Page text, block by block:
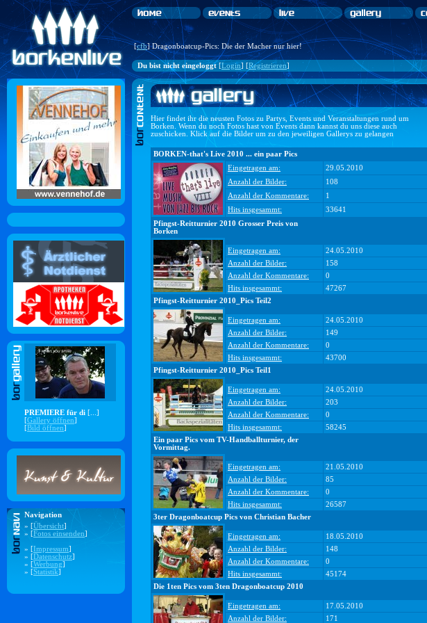
[cfb] Dragonboatcup-Pics: Die der Macher nur hier!
Du bist nicht eingeloggt[Login] [Registrieren]
PREMIERE für di [...]
[Gallery öffnen]
[Bild öffnen]
Navigation
» [Übersicht]
» [Fotos einsenden]
» [Impressum]
» [Datenschutz]
» [Werbung]
» [Statistik]
Hier findet ihr die neusten Fotos zu Partys, Events und Veranstaltungen rund um
Borken. Wenn du noch Fotos hast von Events dann kannst du uns diese auch
zuschicken. Klick auf die Bilder um zu den jeweiligen Gallerys zu gelangen
BORKEN-that's Live 2010 ... ein paar Pics
Eingetragen am:
29.05.2010
Anzahl der Bilder:
108
Anzahl der Kommentare:
1
Hits insgesammt:
33641
Pfingst-Reitturnier 2010 Grosser Preis von
Borken
Eingetragen am:
24.05.2010
Anzahl der Bilder:
158
Anzahl der Kommentare:
0
Hits insgesammt:
47267
Pfingst-Reitturnier 2010_Pics Teil2
Eingetragen am:
24.05.2010
Anzahl der Bilder:
149
Anzahl der Kommentare:
0
Hits insgesammt:
43700
Pfingst-Reitturnier 2010_Pics Teil1
Eingetragen am:
24.05.2010
Anzahl der Bilder:
203
Anzahl der Kommentare:
0
Hits insgesammt:
58245
Ein paar Pics vom TV-Handballturnier, der
Vormittag.
Eingetragen am:
21.05.2010
Anzahl der Bilder:
85
Anzahl der Kommentare:
0
Hits insgesammt:
26587
3ter Dragonboatcup Pics von Christian Bacher
Eingetragen am:
18.05.2010
Anzahl der Bilder:
148
Anzahl der Kommentare:
0
Hits insgesammt:
45174
Die 1ten Pics vom 3ten Dragonboatcup 2010
Eingetragen am:
17.05.2010
Anzahl der Bilder:
171